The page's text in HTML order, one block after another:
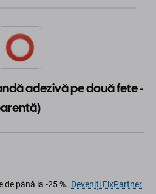
adezivă pe două fete -
până la -25 %. Deveniți FixPartner